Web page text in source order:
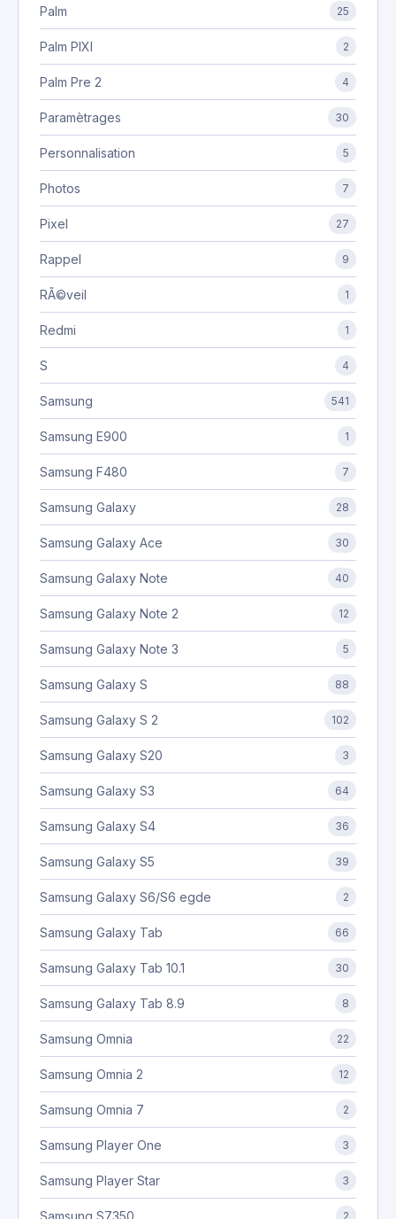
Palm 25
Palm PIXI 2
Palm Pre 2 4
Paramètrages 30
Personnalisation 5
Photos 7
Pixel 27
Rappel 9
RÃ©veil 1
Redmi 1
S 4
Samsung 541
Samsung E900 1
Samsung F480 7
Samsung Galaxy 28
Samsung Galaxy Ace 30
Samsung Galaxy Note 40
Samsung Galaxy Note 2 12
Samsung Galaxy Note 3 5
Samsung Galaxy S 88
Samsung Galaxy S 2 102
Samsung Galaxy S20 3
Samsung Galaxy S3 64
Samsung Galaxy S4 36
Samsung Galaxy S5 39
Samsung Galaxy S6/S6 egde 2
Samsung Galaxy Tab 66
Samsung Galaxy Tab 10.1 30
Samsung Galaxy Tab 8.9 8
Samsung Omnia 22
Samsung Omnia 2 12
Samsung Omnia 7 2
Samsung Player One 3
Samsung Player Star 3
Samsung S7350 2